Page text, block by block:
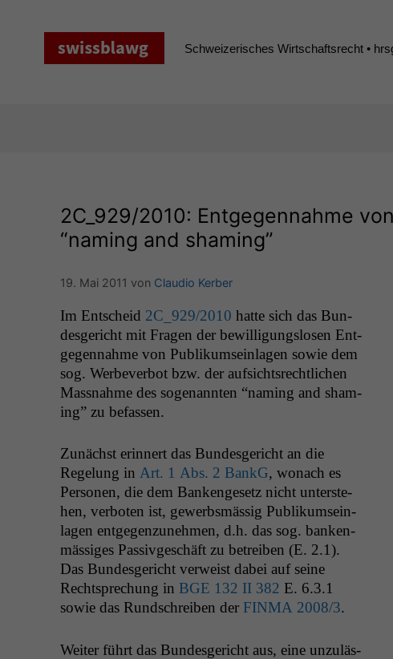
Schweizerisches Wirtschaftsrecht •
2C_929/2010: Entgegennahme
“naming and shaming”
19. Mai 2011 von Claudio Kerber
Im Entscheid 2C_929/2010 hat­te sich das Bun­
des­gericht mit Fra­gen der bewil­li­gungslosen Ent­
ge­gen­nahme von Pub­likum­sein­la­gen sowie dem
sog. Wer­be­ver­bot bzw. der auf­sicht­srechtlichen
Mass­nahme des soge­nan­nten “nam­ing and sham­
ing” zu befassen.
Zunächst erin­nert das Bun­des­gericht an die
Regelung in Art. 1 Abs. 2 BankG, wonach es
Per­so­n­en, die dem Bankenge­setz nicht unter­ste­
hen, ver­boten ist, gewerb­smäs­sig Pub­likum­sein­
la­gen ent­ge­gen­zunehmen, d.h. das sog. banken­
mäs­siges Pas­sivgeschäft zu betreiben (E. 2.1).
Das Bun­des­gericht ver­weist dabei auf seine
Recht­sprechung in BGE 132 II382 E. 6.3.1
sowie das Rund­schreiben der FINMA 2008/3.
Weit­er führt das Bun­des­gericht aus, eine unzuläs­